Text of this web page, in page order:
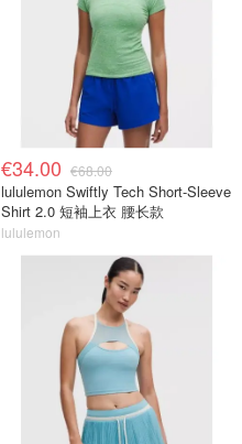
€34.00 €68.00
lululemon Swiftly Tech Short-Sleeve
Shirt 2.0 短袖上衣 腰长款
lululemon